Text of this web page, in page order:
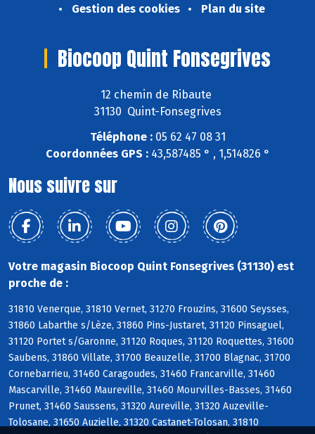
Gestion des cookies
Plan du site
Biocoop Quint Fonsegrives
12 chemin de Ribaute
31130 Quint-Fonsegrives
Téléphone :05 62 47 08 31
Coordonnées GPS :43,587485 ° , 1,514826 °
Nous suivre sur
Votre magasin Biocoop Quint Fonsegrives (31130) est
proche de :
31810 Venerque, 31810 Vernet, 31270 Frouzins, 31600 Seysses,
31860 Labarthe s/Lèze, 31860 Pins-Justaret, 31120 Pinsaguel,
31120 Portet s/Garonne, 31120 Roques, 31120 Roquettes, 31600
Saubens, 31860 Villate, 31700 Beauzelle, 31700 Blagnac, 31700
Cornebarrieu, 31460 Caragoudes, 31460 Francarville, 31460
Mascarville, 31460 Maureville, 31460 Mourvilles-Basses, 31460
Prunet, 31460 Saussens, 31320 Aureville, 31320 Auzeville-
Tolosane, 31650 Auzielle, 31320 Castanet-Tolosan, 31810